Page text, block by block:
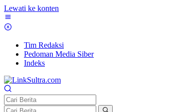
Lewati ke konten
Tim Redaksi
Pedoman Media Siber
Indeks